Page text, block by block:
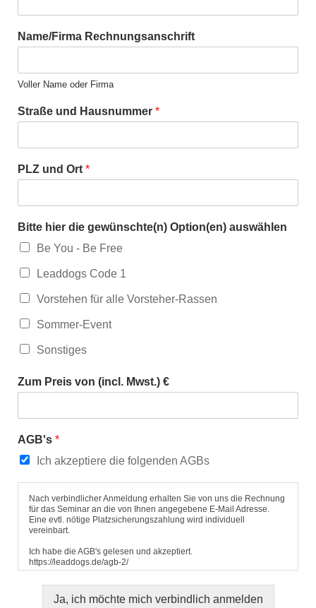
Name/Firma Rechnungsanschrift
Voller Name oder Firma
Straße und Hausnummer *
PLZ und Ort *
Bitte hier die gewünschte(n) Option(en) auswählen
Be You - Be Free
Leaddogs Code 1
Vorstehen für alle Vorsteher-Rassen
Sommer-Event
Sonstiges
Zum Preis von (incl. Mwst.) €
AGB's *
Ich akzeptiere die folgenden AGBs
Nach verbindlicher Anmeldung erhalten Sie von uns die Rechnung
für das Seminar an die von Ihnen angegebene E-Mail Adresse.
Eine evtl. nötige Platzsicherungszahlung wird individuell
vereinbart.
Ich habe die AGB's gelesen und akzeptiert.
https://leaddogs.de/agb-2/
Ja, ich möchte mich verbindlich anmelden